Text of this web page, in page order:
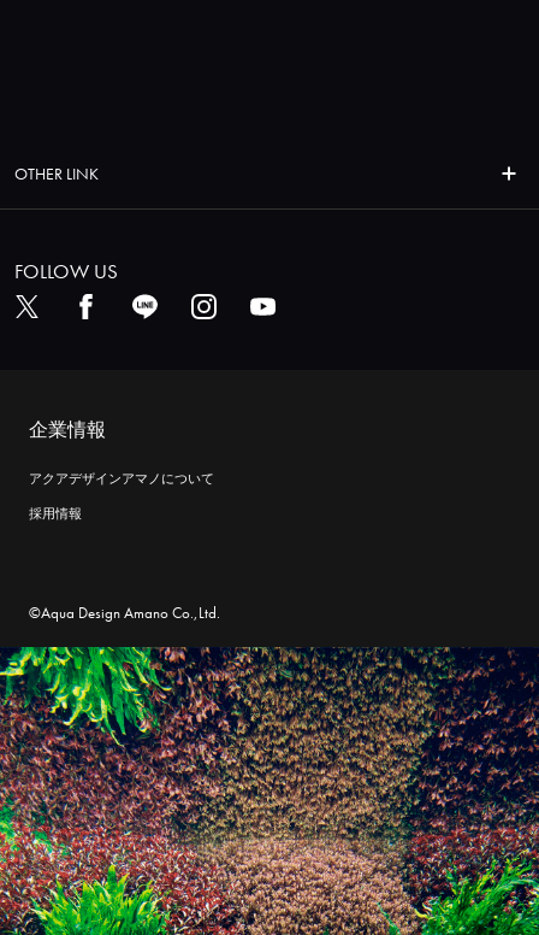
OTHER LINK
FOLLOW US
企業情報
アクアデザインアマノについて
採用情報
©Aqua Design Amano Co.,Ltd.